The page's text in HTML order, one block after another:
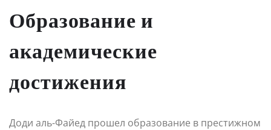
Образование и
академические
достижения
Доди аль-Файед прошел образование в престижном